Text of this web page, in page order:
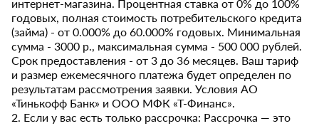
интернет-магазина. Процентная ставка от 0% до 100%
годовых, полная стоимость потребительского кредита
(займа) - от 0.000% до 60.000% годовых. Минимальная
сумма - 3000 р., максимальная сумма - 500 000 рублей.
Срок предоставления - от 3 до 36 месяцев. Ваш тариф
и размер ежемесячного платежа будет определен по
результатам рассмотрения заявки. Условия АО
«Тинькофф Банк» и ООО МФК «Т-Финанс».
2. Если у вас есть только рассрочка: Рассрочка — это